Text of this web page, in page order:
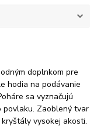
doplnkom pre
hodia na podávanie
sa vyznačujú
povlaku. Zaoblený tvar
kryštály vysokej akosti.